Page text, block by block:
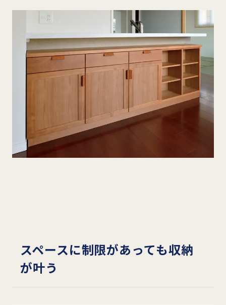
スペースに制限があっても収納
が叶う